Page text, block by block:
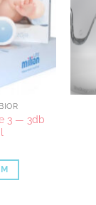
3 — 3db